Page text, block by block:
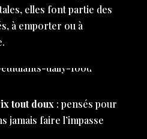
elles font partie des
à emporter ou à
tout doux : pensés pour
jamais faire l’impasse